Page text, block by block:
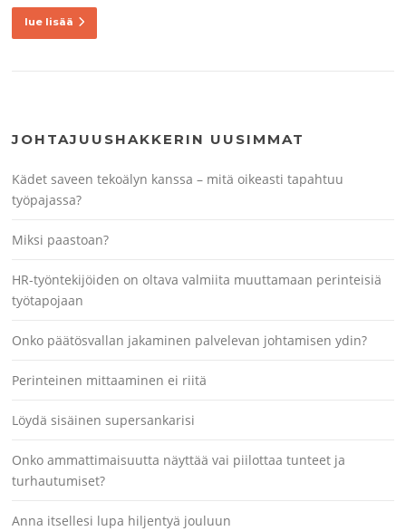
lue lisää
JOHTAJUUSHAKKERIN UUSIMMAT
Kädet saveen tekoälyn kanssa – mitä oikeasti tapahtuu
työpajassa?
Miksi paastoan?
HR-työntekijöiden on oltava valmiita muuttamaan perinteisiä
työtapojaan
Onko päätösvallan jakaminen palvelevan johtamisen ydin?
Perinteinen mittaaminen ei riitä
Löydä sisäinen supersankarisi
Onko ammattimaisuutta näyttää vai piilottaa tunteet ja
turhautumiset?
Anna itsellesi lupa hiljentyä jouluun